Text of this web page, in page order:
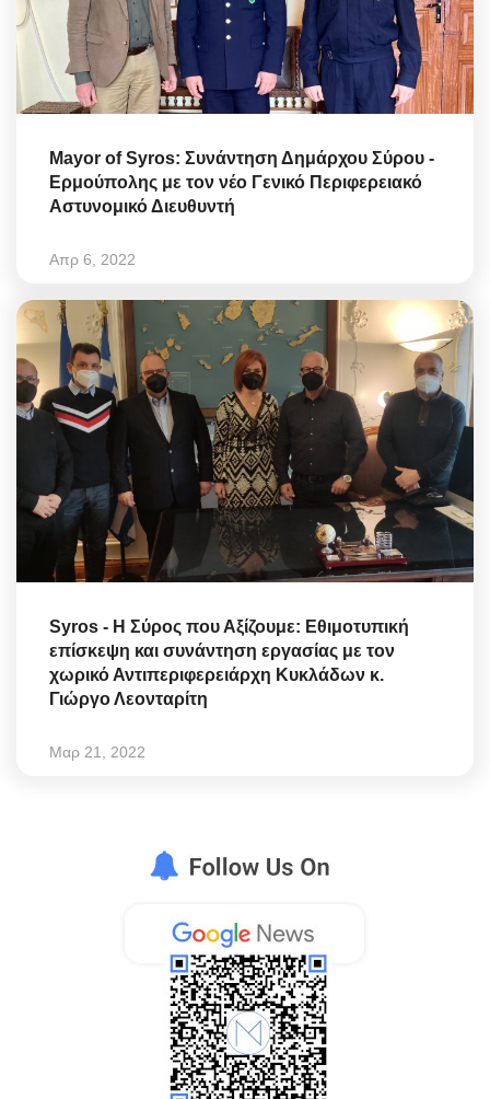
Mayor of Syros: Συνάντηση Δημάρχου Σύρου -
Ερμούπολης με τον νέο Γενικό Περιφερειακό
Αστυνομικό Διευθυντή
Απρ 6, 2022
Syros - Η Σύρος που Αξίζουμε: Εθιμοτυπική
επίσκεψη και συνάντηση εργασίας με τον
χωρικό Αντιπεριφερειάρχη Κυκλάδων κ.
Γιώργο Λεονταρίτη
Μαρ 21, 2022